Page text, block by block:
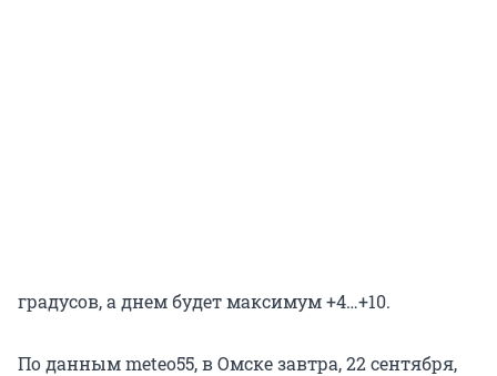
градусов, а днем будет максимум +4…+10.
По данным meteo55, в Омске завтра, 22 сентября,